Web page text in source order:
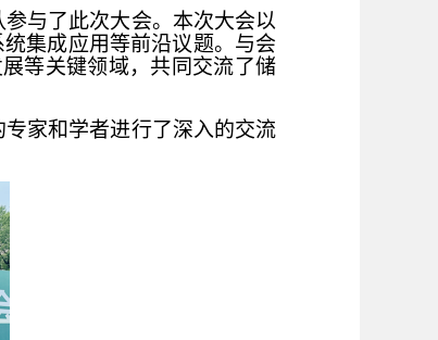
与了此次大会。本次大会以
集成应用等前沿议题。与会
等关键领域，共同交流了储
家和学者进行了深入的交流